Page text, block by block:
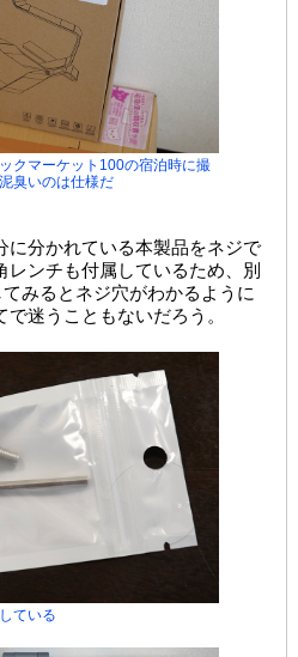
クマーケット100の宿泊時に撮
臭いのは仕様だ
に分かれている本製品をネジで
ンチも付属しているため、別
みるとネジ穴がわかるように
迷うこともないだろう。
ている